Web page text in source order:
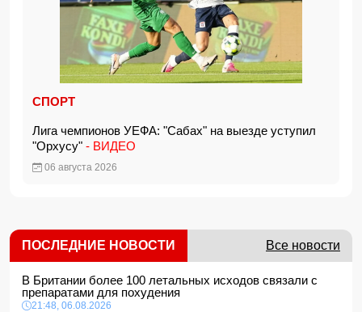
СПОРТ
Лига чемпионов УЕФА: "Сабах" на выезде уступил
"Орхусу" - ВИДЕО
06 августа 2026
ПОСЛЕДНИЕ НОВОСТИ Все новости
В Британии более 100 летальных исходов связали с
препаратами для похудения
21:48, 06.08.2026